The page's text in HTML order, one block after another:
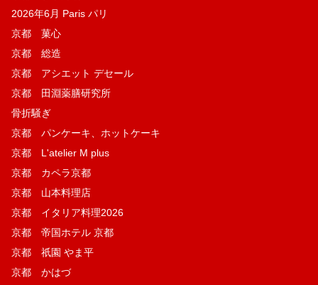
2026年6月 Paris パリ
京都 菓​心
京都 総造
京都 アシエット デセール
京都 田淵薬膳研究所
骨折騒ぎ
京都 パンケーキ、ホットケーキ
京都 L'atelier M plus
京都 カペラ京都
京都 山本料理店
京都 イタリア料理2026
京都 帝国ホテル 京都
京都 祇園 やま平
京都 かはづ